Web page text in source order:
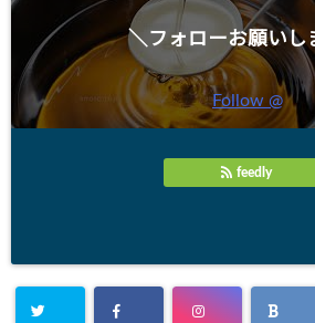
＼フォローお願いし
Follow @
feedly